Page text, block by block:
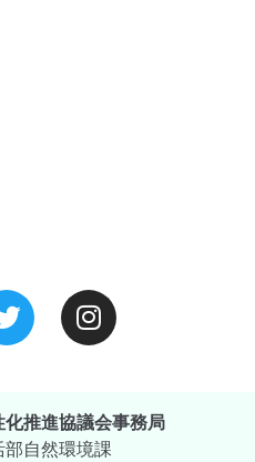
推進協議会事務局
自然環境課